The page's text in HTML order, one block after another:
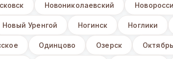
Новониколаевский
Новый Уренгой Ногинск Ноглики
Одинцово Озерск